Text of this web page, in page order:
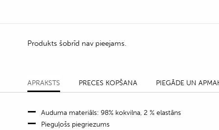
Produkts šobrīd nav pieejams.
APRAKSTS PRECES KOPŠANA PIEGĀDE UN
Auduma materiāls: 98% kokvilna, 2 % elastāns
Pieguļošs piegriezums